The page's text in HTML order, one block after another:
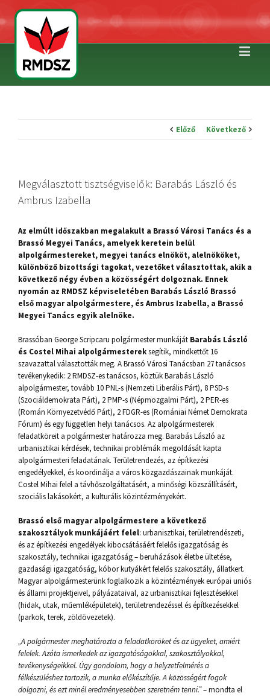
Előző Következő
Megválasztott tisztségviselők: Barabás László és
Ambrus Izabella
Az elmúlt időszakban megalakult a Brassó Városi Tanács és a
Brassó Megyei Tanács, amelyek keretein belül
alpolgármestereket, megyei tanács elnököt, alelnököket,
különböző bizottsági tagokat, vezetőket választottak, akik a
következő négy évben a közösségért dolgoznak. Ennek
nyomán az RMDSZ képviseletében Barabás László Brassó
első magyar alpolgármestere, és Ambrus Izabella, a Brassó
Megyei Tanács egyik alelnöke.
Brassóban George Scripcaru polgármester munkáját Barabás László
és Costel Mihai alpolgármestereksegítik, mindkettőt 16
szavazattal választották meg. A Brassó Városi Tanácsban 27 tanácsos
tevékenykedik: 2 RMDSZ-es tanácsos, köztük Barabás László
alpolgármester, tovább 10 PNL-s (Nemzeti Liberális Párt), 8 PSD-s
(Szociáldemokrata Párt), 2 PMP-s (Népmozgalmi Párt), 2 PER-es
(Román Környezetvédő Párt), 2 FDGR-es (Romániai Német Demokrata
Fórum) és egy független helyi tanácsos. Az alpolgármesterek
feladatköreit a polgármester határozza meg. Barabás László az
urbanisztikai kérdések, technikai problémák megoldását kapta
alpolgármesteri feladatának. Területrendezés, az építkezési
engedélyekkel, és koordinálja a város közgazdászainak munkáját.
Costel Mihai felel a távhőszolgáltatásért, a minőségi közszállításért,
szociális lakásokért, a kulturális közintézményekért.
Brassó első magyar alpolgármestere a következő
szakosztályok munkájáért felel: urbanisztikai, területrendészeti,
és az építkezési engedélyek kibocsátásáért felelős igazgatóság és
szakosztály, technikai igazgatóság – beruházások életbe ültetése,
gazdasági igazgatóság, kóbor kutyákért felelős szakosztály, állatkert.
Magyar alpolgármesterünk foglalkozik a közintézmények európai uniós
és állami projektjeivel, pályázataival, az urbanisztikai fejlesztésekkel
(hidak, utak, műemléképületek), területrendezéssel és építkezésekkel
(parkok, terek, zöldövezetek).
„A polgármester meghatározta a feladatköröket és az ügyeket, amiért
felelek. Azóta ismerkedek az igazgatóságokkal, szakosztályokkal,
tevékenységeikkel. Úgy gondolom, hogy a helyzetfelmérés a
félkészüléshez tartozik, a munka előkészítője. A közösségért fogok
dolgozni, és ezt minél eredményesebben szeretném tenni.”– mondta el